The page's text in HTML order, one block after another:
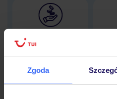
Zgoda
Lider niskich cen